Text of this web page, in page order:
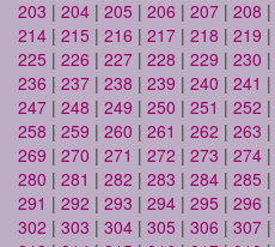
203 | 204 | 205 | 206 | 207 | 208 |
214 | 215 | 216 | 217 | 218 | 219 |
225 | 226 | 227 | 228 | 229 | 230 |
236 | 237 | 238 | 239 | 240 | 241 |
247 | 248 | 249 | 250 | 251 | 252 |
258 | 259 | 260 | 261 | 262 | 263 |
269 | 270 | 271 | 272 | 273 | 274 |
280 | 281 | 282 | 283 | 284 | 285 |
291 | 292 | 293 | 294 | 295 | 296 |
302 | 303 | 304 | 305 | 306 | 307 |